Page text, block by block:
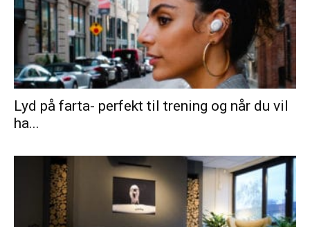
Lyd på farta- perfekt til trening og når du vil
ha...